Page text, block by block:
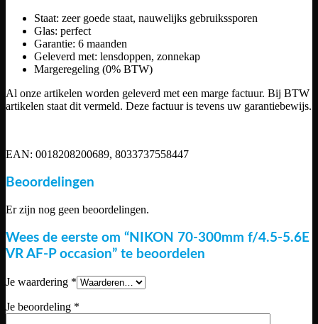
Staat: zeer goede staat, nauwelijks gebruikssporen
Glas: perfect
Garantie: 6 maanden
Geleverd met: lensdoppen, zonnekap
Margeregeling (0% BTW)
Al onze artikelen worden geleverd met een marge factuur. Bij BTW
artikelen staat dit vermeld. Deze factuur is tevens uw garantiebewijs.
EAN: 0018208200689, 8033737558447
Beoordelingen
Er zijn nog geen beoordelingen.
Wees de eerste om “NIKON 70-300mm f/4.5-5.6E
VR AF-P occasion” te beoordelen
Je waardering *
Je beoordeling *